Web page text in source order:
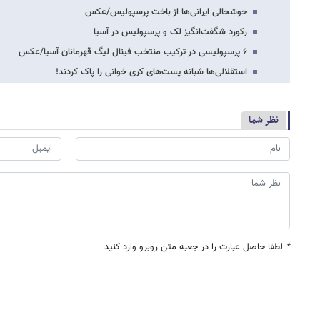
خوشحالی ایرانی‌ها از باخت پرسپولیس/عکس
رکورد شگفت‌انگیز لک و پرسپولیس در آسیا
۶ پرسپولیسی در ترکیب منتخب فینال لیگ قهرمانان آسیا/عکس
استقلالی‌ها شبانه پست‌های کری خوانی را پاک کردند!
نظر شما
* لطفا حاصل عبارت را در جعبه متن روبرو وارد کنید